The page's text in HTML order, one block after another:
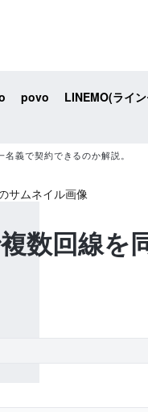
povo LINEMO(ライ
義で契約できるのか解説。
数回線を